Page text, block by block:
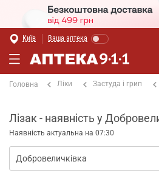
Київ Ваша аптека
Головна Ліки Застуда і грип
Лізак - наявність у
Наявність актуальна на 07:30